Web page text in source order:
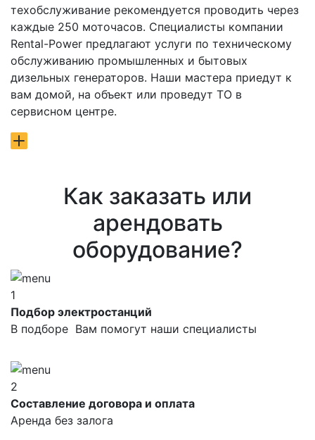
техобслуживание рекомендуется проводить через
каждые 250 моточасов. Специалисты компании
Rental-Power предлагают услуги по техническому
обслуживанию промышленных и бытовых
дизельных генераторов. Наши мастера приедут к
вам домой, на объект или проведут ТО в
сервисном центре.
Как заказать или
арендовать
оборудование?
1
Подбор электростанций
В подборе Вам помогут наши специалисты
2
Составление договора и оплата
Аренда без залога